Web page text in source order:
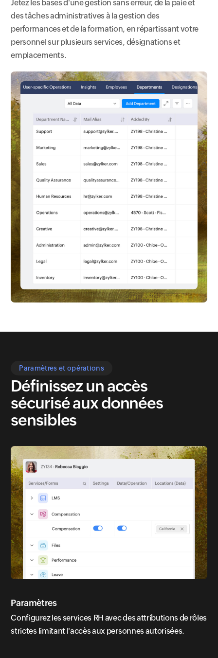
Jetez les bases d'une gestion sans erreur, de la paie et
des tâches administratives à la gestion des
performances et de la formation, en répartissant votre
personnel sur plusieurs services, désignations et
emplacements.
Paramètres et opérations
Définissezun accès
sécurisé aux données
sensibles
Paramètres
Configurez les services RH avec des attributions de rôles
strictes limitant l'accès aux personnes autorisées.